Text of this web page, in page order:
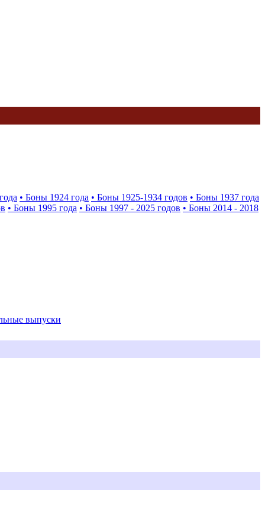
• Боны 1924 года • Боны 1925-1934 годов • Боны 1937 года
• Боны 1995 года • Боны 1997 - 2025 годов • Боны 2014 - 2018
выпуски